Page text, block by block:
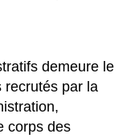
demeure le
recrutés par la
corps des